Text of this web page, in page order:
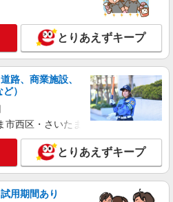
とりあえずキープ
路、商業施設、
）
市西区・さいたま市岩槻区・久喜市・
とりあえずキープ
用期間あり